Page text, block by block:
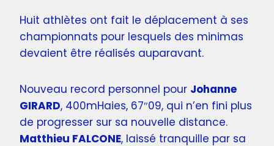
Huit athlètes ont fait le déplacement à ses
championnats pour lesquels des minimas
devaient être réalisés auparavant.
Nouveau record personnel pour Johanne
GIRARD, 400mHaies, 67″09, qui n’en fini plus
de progresser sur sa nouvelle distance.
Matthieu FALCONE, laissé tranquille par sa